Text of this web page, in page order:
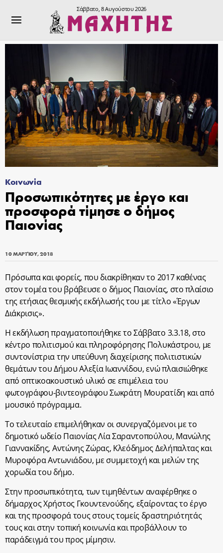
Σάββατο, 8 Αυγούστου 2026
Κοινωνία
Προσωπικότητες με έργο και
προσφορά τίμησε ο δήμος
Παιονίας
10 ΜΑΡΤΊΟΥ, 2018
Πρόσωπα και φορείς, που διακρίθηκαν το 2017 καθένας
στον τομέα του βράβευσε ο δήμος Παιονίας, στο πλαίσιο
της ετήσιας θεσμικής εκδήλωσής του με τίτλο «Έργων
Διάκρισις».
Η εκδήλωση πραγματοποιήθηκε το Σάββατο 3.3.18, στο
κέντρο πολιτισμού και πληροφόρησης Πολυκάστρου, με
συντονίστρια την υπεύθυνη διαχείρισης πολιτιστικών
θεμάτων του Δήμου Αλεξία Ιωαννίδου, ενώ πλαισιώθηκε
από οπτικοακουστικό υλικό σε επιμέλεια του
φωτογράφου-βιντεογράφου Σωκράτη Μουρατίδη και από
μουσικό πρόγραμμα.
Το τελευταίο επιμελήθηκαν οι συνεργαζόμενοι με το
δημοτικό ωδείο Παιονίας Λία Σαραντοπούλου, Μανώλης
Γιαννακίδης, Αντώνης Ζώρας, Κλεόδημος Δελήπαλτας και
Μυροφόρα Αντωνιάδου, με συμμετοχή και μελών της
χορωδία του δήμο.
Στην προσωπικότητα, των τιμηθέντων αναφέρθηκε ο
δήμαρχος Χρήστος Γκουντενούδης, εξαίροντας το έργο
και της προσφορά τους στους τομείς δραστηριότητάς
τους και στην τοπική κοινωνία και προβάλλουν το
παράδειγμά του προς μίμησιν.